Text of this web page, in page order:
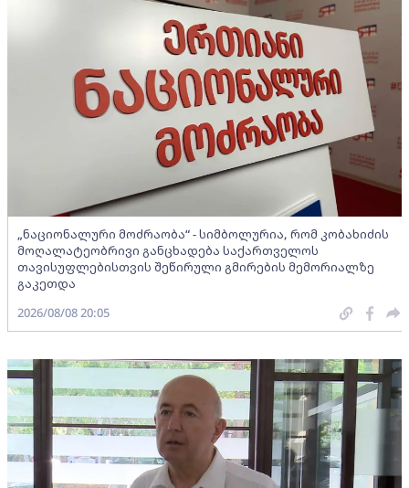
„ნაციონალური მოძრაობა“ - სიმბოლურია, რომ კობახიძის
მოღალატეობრივი განცხადება საქართველოს
თავისუფლებისთვის შეწირული გმირების მემორიალზე
გაკეთდა
2026/08/08 20:05